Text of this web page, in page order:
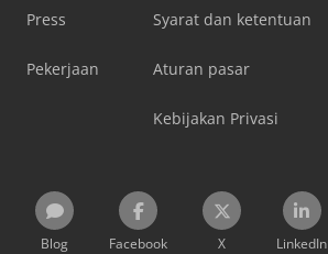
Press
Pekerjaan
Syarat dan ketentuan
Aturan pasar
Kebijakan Privasi
Blog Facebook X LinkedIn